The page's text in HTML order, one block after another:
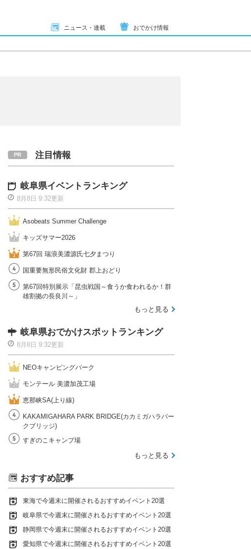
ニュース・連載 おでかけ情報
注目情報
岐阜県イベントランキング
8月8日 9:32更新
Asobeats Summer Challenge
キッズサマー2026
第67回 瑞浪美濃源氏七夕まつり
国重要無形民俗文化財 郡上おどり
第67回特別展示「昆虫戦国～食うか食われるか！群
雄割拠の長良川～」
もっと見る
岐阜県おでかけスポットランキング
8月8日 9:32更新
NEOキャンピングパーク
モンテール 美濃加茂工場
恵那峡SA(上り線)
KAKAMIGAHARA PARK BRIDGE(カカミガハラパー
クブリッジ)
すぎのこキャンプ場
もっと見る
おすすめ記事
東海で今週末に開催されるおすすめイベント20選
岐阜県で今週末に開催されるおすすめイベント20選
静岡県で今週末に開催されるおすすめイベント20選
愛知県で今週末に開催されるおすすめイベント20選